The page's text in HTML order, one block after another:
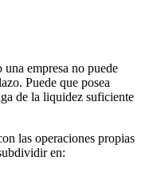
una empresa no puede
Puede que posea
de la liquidez suficiente
las operaciones propias
en: